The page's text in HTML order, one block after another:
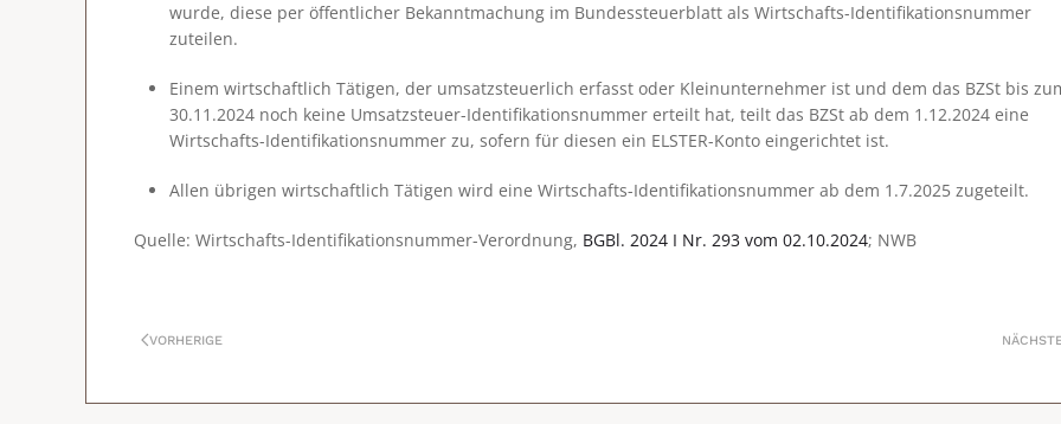
wurde, diese per öffentlicher Bekanntmachung im Bundessteuerblatt als Wirtschafts-Identifikationsnummer
zuteilen.
Einem wirtschaftlich Tätigen, der umsatzsteuerlich erfasst oder Kleinunternehmer ist und dem das BZSt bis
30.11.2024 noch keine Umsatzsteuer-Identifikationsnummer erteilt hat, teilt das BZSt ab dem 1.12.2024 eine
Wirtschafts-Identifikationsnummer zu, sofern für diesen ein ELSTER-Konto eingerichtet ist.
Allen übrigen wirtschaftlich Tätigen wird eine Wirtschafts-Identifikationsnummer ab dem 1.7.2025 zugeteilt.
Quelle: Wirtschafts-Identifikationsnummer-Verordnung, BGBl. 2024 I Nr. 293 vom 02.10.2024; NWB
VORHERIGE